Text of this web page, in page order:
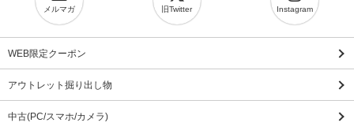
メルマガ 旧Twitter Instagram
WEB限定クーポン
アウトレット掘り出し物
中古(PC/スマホ/カメラ)